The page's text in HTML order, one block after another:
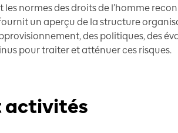
les normes des droits de l’homme
un aperçu de la structure
des politiques, des
pour traiter et atténuer ces risques.
activités